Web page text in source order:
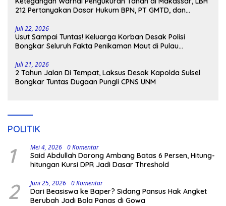
212 Pertanyakan Dasar Hukum BPN, PT GMTD, dan
Juli 22, 2026
Usut Sampai Tuntas! Keluarga Korban Desak Polisi
Bongkar Seluruh Fakta Penikaman Maut di Pulau
Juli 21, 2026
2 Tahun Jalan Di Tempat, Laksus Desak Kapolda Sulsel
Bongkar Tuntas Dugaan Pungli CPNS UNM
POLITIK
1 Mei 4, 2026 0 Komentar
Said Abdullah Dorong Ambang Batas 6 Persen, Hitung-
hitungan Kursi DPR Jadi Dasar Threshold
2 Juni 25, 2026 0 Komentar
Dari Beasiswa ke Baper? Sidang Pansus Hak Angket
Berubah Jadi Bola Panas di Gowa